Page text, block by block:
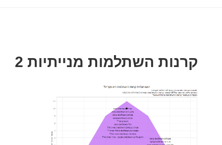
קרנות השתלמות מנייתיות 2